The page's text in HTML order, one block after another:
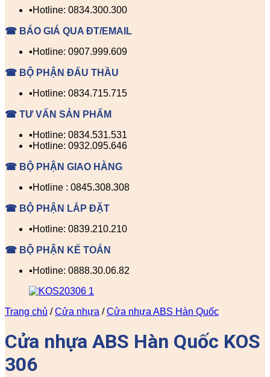
▪️Hotline: 0834.300.300
☎ BÁO GIÁ QUA ĐT/EMAIL
▪️Hotline: 0907.999.609
☎ BỘ PHẬN ĐẤU THẦU
▪️Hotline: 0834.715.715
☎ TƯ VẤN SẢN PHẨM
▪️Hotline: 0834.531.531
▪️Hotline: 0932.095.646
☎ BỘ PHẬN GIAO HÀNG
▪️Hotline : 0845.308.308
☎ BỘ PHẬN LẮP ĐẶT
▪️Hotline: 0839.210.210
☎ BỘ PHẬN KẾ TOÁN
▪️Hotline: 0888.30.06.82
Trang chủ / Cửa nhựa / Cửa nhựa ABS Hàn Quốc
Cửa nhựa ABS Hàn Quốc KOS
306